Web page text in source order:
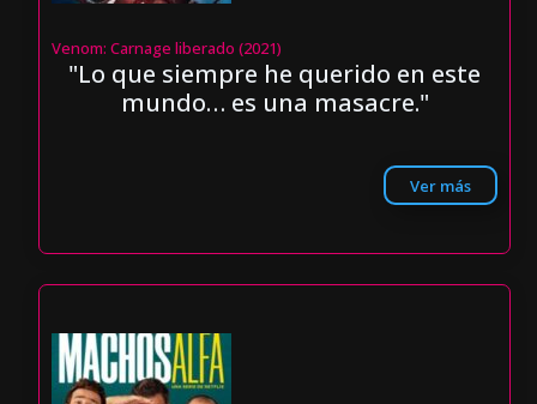
Venom: Carnage liberado (2021)
"Lo que siempre he querido en este
mundo… es una masacre."
Ver más